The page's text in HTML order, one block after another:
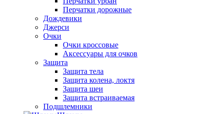
Перчатки дорожные
Дождевики
Джерси
Очки
Очки кроссовые
Аксессуары для очков
Защита
Защита тела
Защита колена, локтя
Защита шеи
Защита встраиваемая
Подшлемники